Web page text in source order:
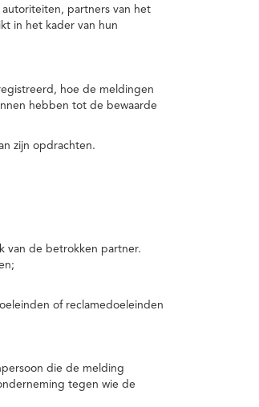
partners van het
in het kader van hun
hoe de meldingen
hebben tot de bewaarde
zijn opdrachten.
van de betrokken partner.
of reclamedoeleinden
die de melding
tegen wie de